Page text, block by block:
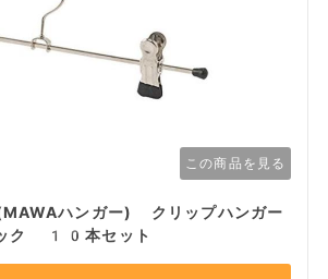
この商品を見る
ハンガー) クリップハンガー
ク 10本セット